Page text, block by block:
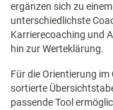
ergänzen sich zu
unterschiedlichste
Karrierecoaching und
hin zur Werteklärung.
Für die Orientierung
sortierte
passende Tool